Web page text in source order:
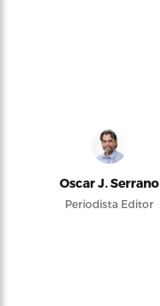
Oscar J. Serrano
Periodista Editor